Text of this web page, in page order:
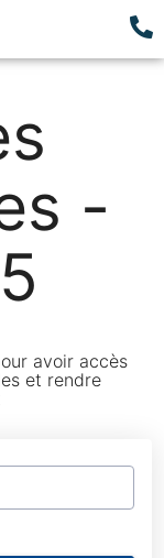
-
avoir accès
et rendre